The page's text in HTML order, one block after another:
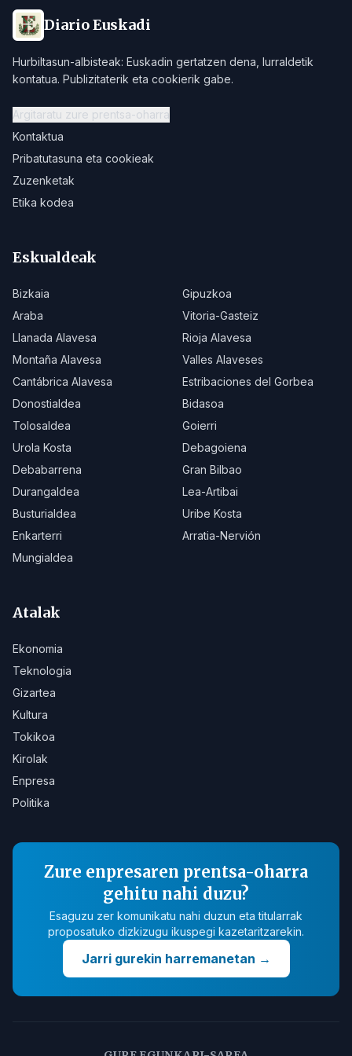
Diario Euskadi
Hurbiltasun-albisteak: Euskadin gertatzen dena, lurraldetik
kontatua. Publizitaterik eta cookierik gabe.
Argitaratu zure prentsa-oharra
Kontaktua
Pribatutasuna eta cookieak
Zuzenketak
Etika kodea
Eskualdeak
Bizkaia
Gipuzkoa
Araba
Vitoria-Gasteiz
Llanada Alavesa
Rioja Alavesa
Montaña Alavesa
Valles Alaveses
Cantábrica Alavesa
Estribaciones del Gorbea
Donostialdea
Bidasoa
Tolosaldea
Goierri
Urola Kosta
Debagoiena
Debabarrena
Gran Bilbao
Durangaldea
Lea-Artibai
Busturialdea
Uribe Kosta
Enkarterri
Arratia-Nervión
Mungialdea
Atalak
Ekonomia
Teknologia
Gizartea
Kultura
Tokikoa
Kirolak
Enpresa
Politika
Zure enpresaren prentsa-oharra
gehitu nahi duzu?
Esaguzu zer komunikatu nahi duzun eta titularrak
proposatuko dizkizugu ikuspegi kazetaritzarekin.
Jarri gurekin harremanetan →